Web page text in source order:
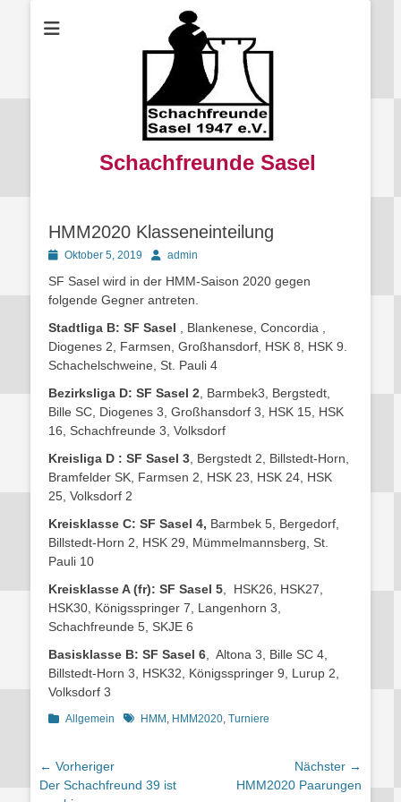
Schachfreunde Sasel
HMM2020 Klasseneinteilung
PostedOktober 5, 2019 Autoradmin
SF Sasel wird in der HMM-Saison 2020 gegen
folgende Gegner antreten.
Stadtliga B: SF Sasel , Blankenese, Concordia ,
Diogenes 2, Farmsen, Großhansdorf, HSK 8, HSK 9.
Schachelschweine, St. Pauli 4
Bezirksliga D: SF Sasel 2 , Barmbek3, Bergstedt,
Bille SC, Diogenes 3, Großhansdorf 3, HSK 15, HSK
16, Schachfreunde 3, Volksdorf
Kreisliga D : SF Sasel 3 , Bergstedt 2, Billstedt-Horn,
Bramfelder SK, Farmsen 2, HSK 23, HSK 24, HSK
25, Volksdorf 2
Kreisklasse C: SF Sasel 4, Barmbek 5, Bergedorf,
Billstedt-Horn 2, HSK 29, Mümmelmannsberg, St.
Pauli 10
Kreisklasse A (fr): SF Sasel 5 , HSK26, HSK27,
HSK30, Königsspringer 7, Langenhorn 3,
Schachfreunde 5, SKJE 6
Basisklasse B: SF Sasel 6 , Altona 3, Bille SC 4,
Billstedt-Horn 3, HSK32, Königsspringer 9, Lurup 2,
Volksdorf 3
Kategorien
Allgemein Schlagworte
HMM , HMM2020, Turniere
Beitragsnavigation
← Vorheriger
Vorheriger
Der Schachfreund 39 ist
Nächster →
NächsterHMM2020 Paarungen